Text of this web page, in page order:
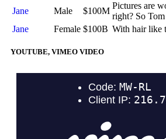
Jane
Male $100M
Pictures are
right? So
Jane
Female $100B With hair like
YOUTUBE, VIMEO VIDEO